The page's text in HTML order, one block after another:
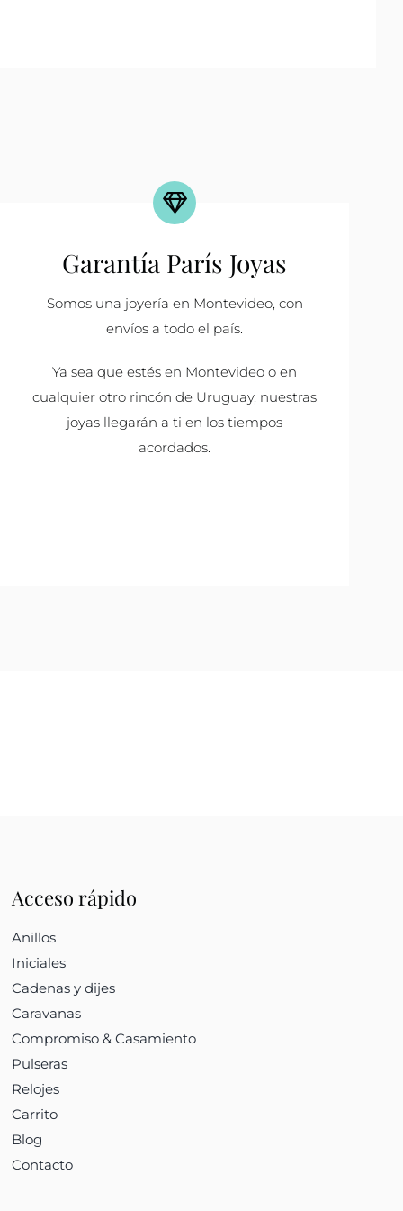
Garantía París Joyas
Somos una joyería en Montevideo, con
envíos a todo el país.
Ya sea que estés en Montevideo o en
cualquier otro rincón de Uruguay, nuestras
joyas llegarán a ti en los tiempos
acordados.
Acceso rápido
Anillos
Iniciales
Cadenas y dijes
Caravanas
Compromiso & Casamiento
Pulseras
Relojes
Carrito
Blog
Contacto